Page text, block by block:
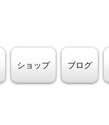
ショップ ブログ